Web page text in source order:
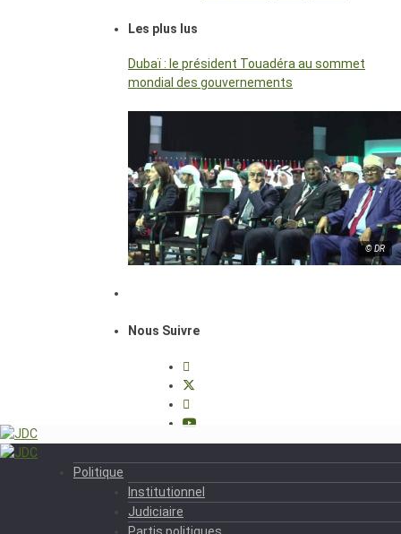
Les plus lus
Dubaï : le président Touadéra au sommet
mondial des gouvernements
© DR
Nous Suivre
Politique
Institutionnel
Judiciaire